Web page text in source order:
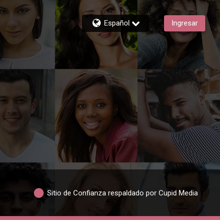
Español Ingresar
Sitio de Confianza respaldado por Cupid Media